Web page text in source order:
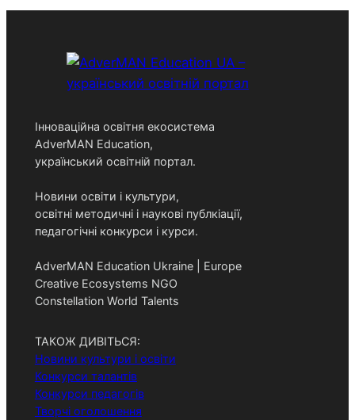
Інноваційна освітня екосистема
AdverMAN Education,
український освітній портал.
Новини освіти і культури,
освітні методичні і наукові публкіації,
педагогічні конкурси і курси.
AdverMAN Education Ukraine | Europe
Creative Ecosystems NGO
Constellation World Talents
ТАКОЖ ДИВІТЬСЯ:
Новини культури і освіти
Конкурси талантів
Конкурси педагогів
Творчі оголошення